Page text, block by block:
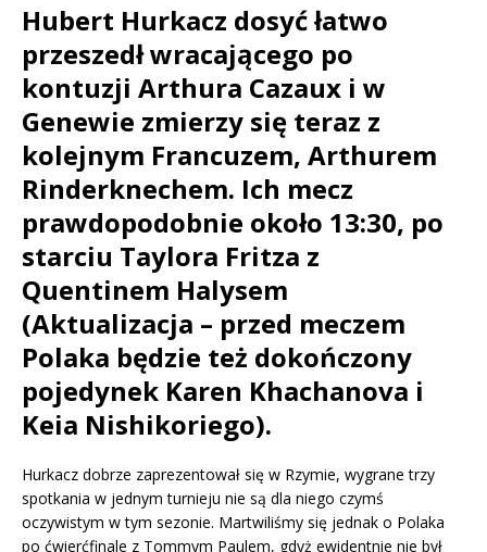
Hubert Hurkacz dosyć łatwo
przeszedł wracającego po
kontuzji Arthura Cazaux i w
Genewie zmierzy się teraz z
kolejnym Francuzem, Arthurem
Rinderknechem. Ich mecz
prawdopodobnie około 13:30, po
starciu Taylora Fritza z
Quentinem Halysem
(Aktualizacja – przed meczem
Polaka będzie też dokończony
pojedynek Karen Khachanova i
Keia Nishikoriego).
Hurkacz dobrze zaprezentował się w Rzymie, wygrane trzy
spotkania w jednym turnieju nie są dla niego czymś
oczywistym w tym sezonie. Martwiliśmy się jednak o Polaka
po ćwierćfinale z Tommym Paulem, gdyż ewidentnie nie był